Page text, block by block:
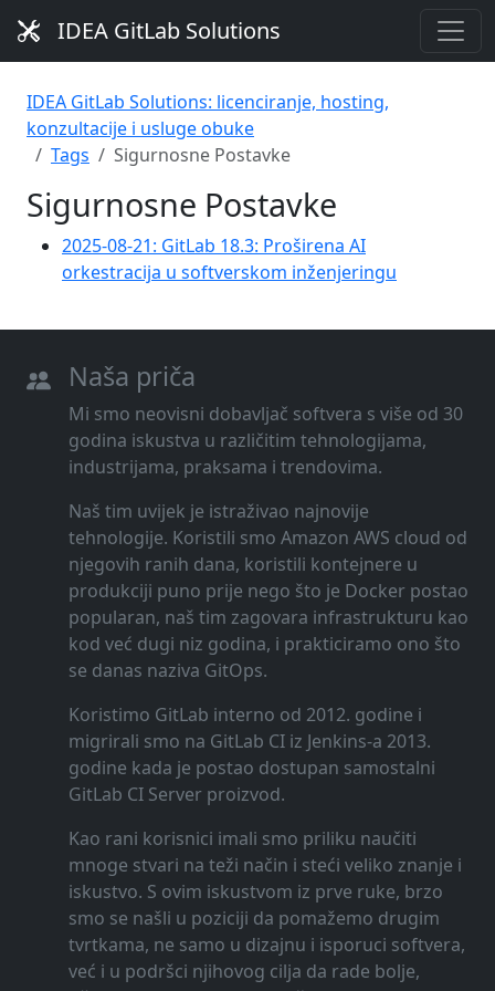
IDEA GitLab Solutions
IDEA GitLab Solutions: licenciranje, hosting,
konzultacije i usluge obuke
Tags
Sigurnosne Postavke
Sigurnosne Postavke
2025-08-21: GitLab 18.3: Proširena AI
orkestracija u softverskom inženjeringu
Naša priča
Mi smo neovisni dobavljač softvera s više od 30
godina iskustva u različitim tehnologijama,
industrijama, praksama i trendovima.
Naš tim uvijek je istraživao najnovije
tehnologije. Koristili smo Amazon AWS cloud od
njegovih ranih dana, koristili kontejnere u
produkciji puno prije nego što je Docker postao
popularan, naš tim zagovara infrastrukturu kao
kod već dugi niz godina, i prakticiramo ono što
se danas naziva GitOps.
Koristimo GitLab interno od 2012. godine i
migrirali smo na GitLab CI iz Jenkins-a 2013.
godine kada je postao dostupan samostalni
GitLab CI Server proizvod.
Kao rani korisnici imali smo priliku naučiti
mnoge stvari na teži način i steći veliko znanje i
iskustvo. S ovim iskustvom iz prve ruke, brzo
smo se našli u poziciji da pomažemo drugim
tvrtkama, ne samo u dizajnu i isporuci softvera,
već i u podršci njihovog cilja da rade bolje,